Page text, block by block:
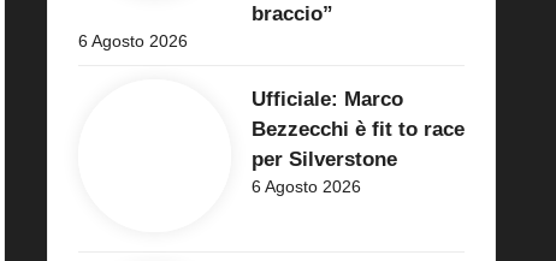
braccio”
6 Agosto 2026
Ufficiale: Marco
Bezzecchi è fit to race
per Silverstone
6 Agosto 2026